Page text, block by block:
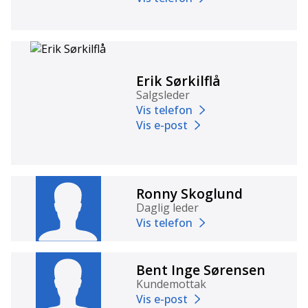
Takstige og takplate
Stekeovn
EisEx gassfilter og krasjsensor
Ambiente belysningspakke
Ekstra stikkkontakter
TA KONTAKT FOR MER INFO
Fritidssentret kan levere det meste til de fleste:
Produktspekteret favner fra den helt enkle
campingvogna til eksklusive bobiler i millionklassen.
Erik Sørkilflå
Salgsleder
Vis telefon
Vis e-post
Ronny Skoglund
Daglig leder
Vis telefon
Bent Inge Sørensen
Kundemottak
Vis e-post